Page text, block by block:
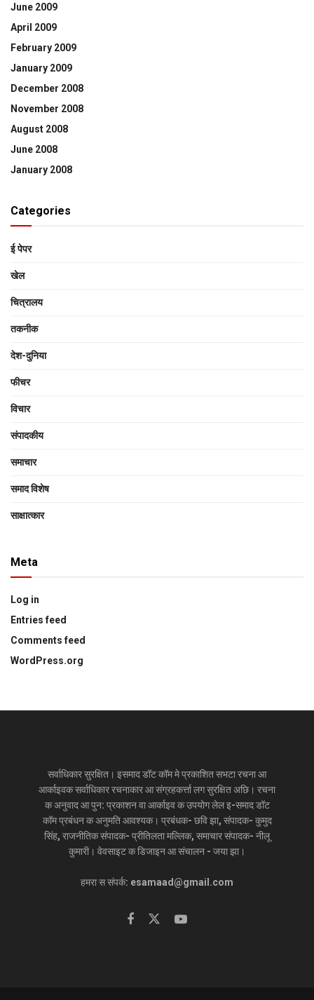
June 2009
April 2009
February 2009
January 2009
December 2008
November 2008
August 2008
June 2008
January 2008
Categories
ई पेपर
खेल
चित्रालय
तकनीक
देश-दुनिया
फीचर
विचार
संपादकीय
समाचार
समाद विशेष
साक्षात्‍कार
Meta
Log in
Entries feed
Comments feed
WordPress.org
सर्वाधिकार सुरक्षित। इसमाद डॉट कॉम मे प्रकाशित सभटा रचना आ
आर्काइवक सर्वाधिकार रचनाकार आ संग्रहकर्त्ता लग सुरक्षित अछि। रचना
क अनुवाद आ पुन: प्रकाशन वा आर्काइव क उपयोग लेल इ-समाद डॉट
कॉम प्रबंधन क अनुमति आवश्यक। प्रबंधक- छवि झा, संपादक- कुमुद
सिंह, राजनीतिक संपादक- प्रीतिलता मल्लिक, समाचार संपादक- नीलू
कुमारी। वेवसाइट क डिजाइन आ संचालन - जया झा।
हमरा स संपर्क: esamaad@gmail.com